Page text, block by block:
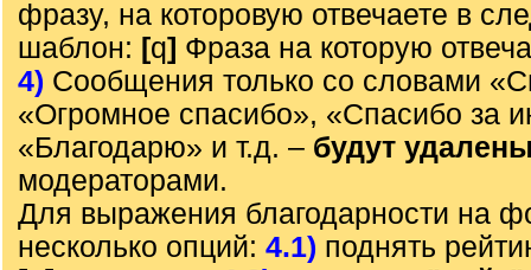
фразу, на которовую отвечаете в
шаблон: [q] Фраза на которую
4) Сообщения только со словами
«Огромное спасибо», «Спасибо за
«Благодарю» и т.д. – будут
модераторами.
Для выражения благодарности на
несколько опций: 4.1) поднять